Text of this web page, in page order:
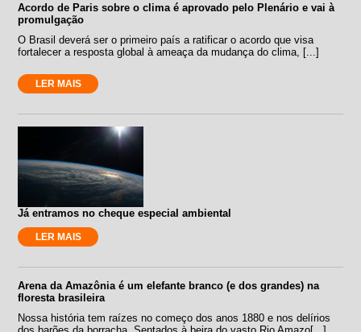
Acordo de Paris sobre o clima é aprovado pelo Plenário e vai à
promulgação
O Brasil deverá ser o primeiro país a ratificar o acordo que visa
fortalecer a resposta global à ameaça da mudança do clima, [...]
LER MAIS
Já entramos no cheque especial ambiental
LER MAIS
Arena da Amazônia é um elefante branco (e dos grandes) na
floresta brasileira
Nossa história tem raízes no começo dos anos 1880 e nos delírios